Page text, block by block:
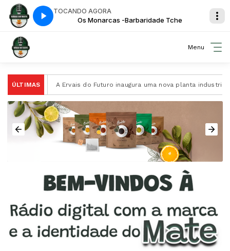
TOCANDO AGORA
Tche Os Monarcas -Barbaridade Tche
Menu
ÚLTIMAS
Mate A Ervais do Futuro inaugura uma nova planta industrial de